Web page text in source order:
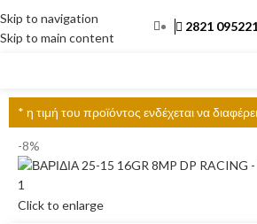
Skip to navigation
Skip to main content
2821
* η τιμή του προϊόντος ενδέχεται να διαφέρει
-8%
Click to enlarge